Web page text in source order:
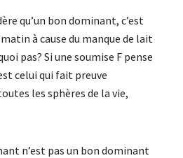
qu’un bon dominant, c’est
à cause du manque de lait
pas? Si une soumise F pense
celui qui fait preuve
les sphères de la vie,
n’est pas un bon dominant